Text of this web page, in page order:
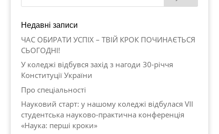
Недавні записи
ЧАС ОБИРАТИ УСПІХ – ТВІЙ КРОК ПОЧИНАЄТЬСЯ
СЬОГОДНІ!
У коледжі відбувся захід з нагоди 30-річчя
Конституції України
Про спеціальності
Науковий старт: у нашому коледжі відбулася VII
студентська науково-практична конференція
«Наука: перші кроки»